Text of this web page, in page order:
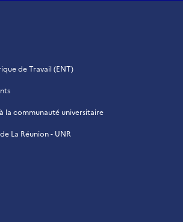
de Travail (ENT)
la communauté universitaire
La Réunion - UNR